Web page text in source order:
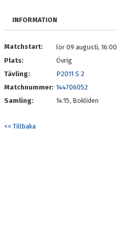
DOKUMENT
INFORMATION
Matchstart:
lör 09 augusti, 16:00
Plats:
Övrig
Tävling:
P2011 S 2
Matchnummer: 144706052
Samling:
14:15, Bokliden
<< Tillbaka